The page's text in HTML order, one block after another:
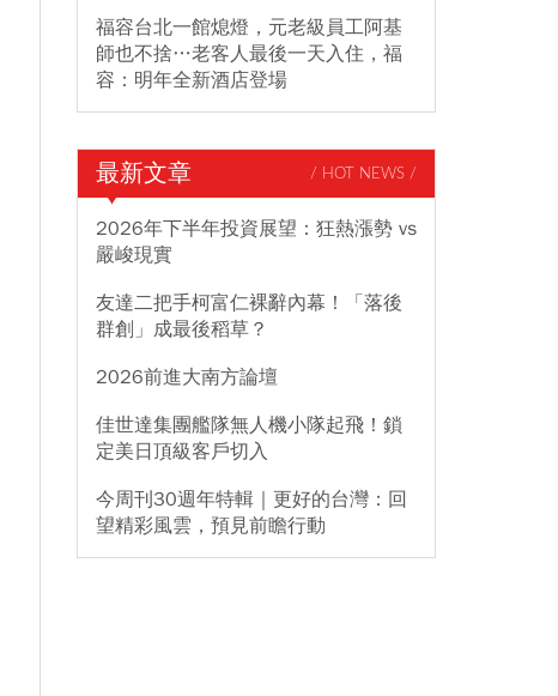
福容台北一館熄燈，元老級員工阿基
師也不捨…老客人最後一天入住，福
容：明年全新酒店登場
最新文章 / HOT NEWS /
2026年下半年投資展望：狂熱漲勢 vs
嚴峻現實
友達二把手柯富仁裸辭內幕！「落後
群創」成最後稻草？
2026前進大南方論壇
佳世達集團艦隊無人機小隊起飛！鎖
定美日頂級客戶切入
今周刊30週年特輯｜更好的台灣：回
望精彩風雲，預見前瞻行動